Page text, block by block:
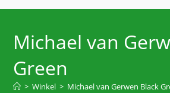
Michael van
Green
> Winkel > Michael van Gerwen Black